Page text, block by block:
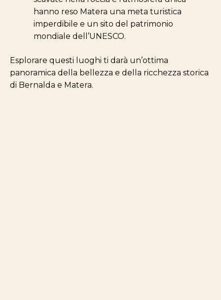
hanno reso Matera una meta turistica
imperdibile e un sito del patrimonio
mondiale dell’UNESCO.
Esplorare questi luoghi ti darà un’ottima
panoramica della bellezza e della ricchezza storica
di Bernalda e Matera.